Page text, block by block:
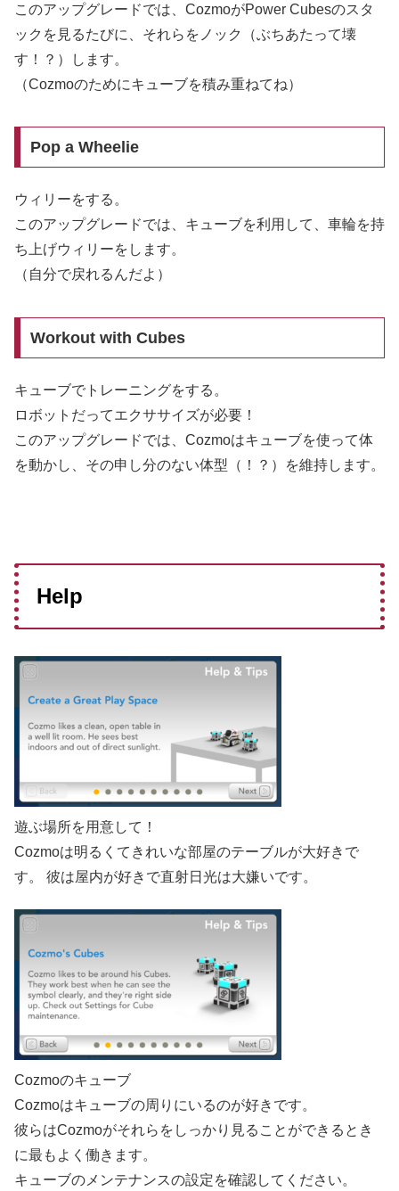
このアップグレードでは、CozmoがPower Cubesのスタ
ックを見るたびに、それらをノック（ぶちあたって壊
す！？）します。
（Cozmoのためにキューブを積み重ねてね）
Pop a Wheelie
ウィリーをする。
このアップグレードでは、キューブを利用して、車輪を持
ち上げウィリーをします。
（自分で戻れるんだよ）
Workout with Cubes
キューブでトレーニングをする。
ロボットだってエクササイズが必要！
このアップグレードでは、Cozmoはキューブを使って体
を動かし、その申し分のない体型（！？）を維持します。
Help
遊ぶ場所を用意して！
Cozmoは明るくてきれいな部屋のテーブルが大好きで
す。 彼は屋内が好きで直射日光は大嫌いです。
Cozmoのキューブ
Cozmoはキューブの周りにいるのが好きです。
彼らはCozmoがそれらをしっかり見ることができるとき
に最もよく働きます。
キューブのメンテナンスの設定を確認してください。